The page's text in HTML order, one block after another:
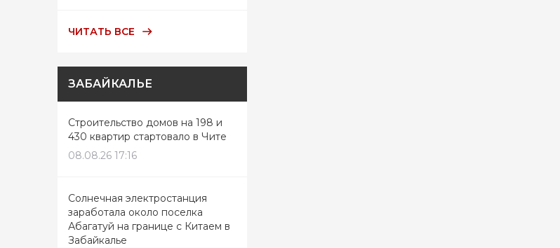
ЧИТАТЬ ВСЕ
ЗАБАЙКАЛЬЕ
Строительство домов на 198 и
430 квартир стартовало в Чите
08.08.26 17:16
Солнечная электростанция
заработала около поселка
Абагатуй на границе с Китаем в
Забайкалье